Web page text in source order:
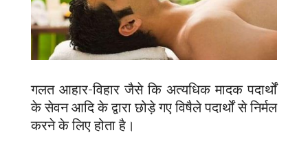
गलत आहार-विहार जैसे कि अत्यधिक मादक पदार्थों
के सेवन आदि के द्वारा छोड़े गए विषैले पदार्थों से निर्मल
करने के लिए होता है।